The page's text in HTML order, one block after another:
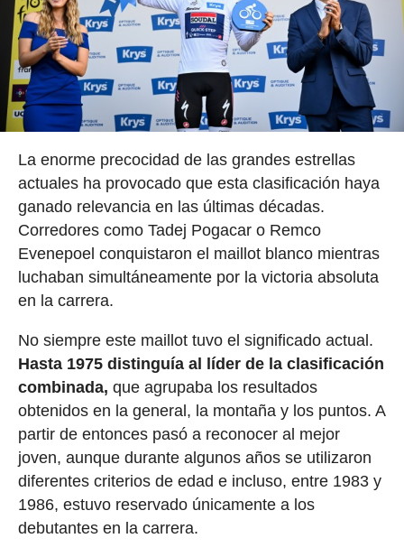
La enorme precocidad de las grandes estrellas
actuales ha provocado que esta clasificación haya
ganado relevancia en las últimas décadas.
Corredores como Tadej Pogacar o Remco
Evenepoel conquistaron el maillot blanco mientras
luchaban simultáneamente por la victoria absoluta
en la carrera.
No siempre este maillot tuvo el significado actual.
Hasta 1975 distinguía al líder de la clasificación
combinada, que agrupaba los resultados
obtenidos en la general, la montaña y los puntos. A
partir de entonces pasó a reconocer al mejor
joven, aunque durante algunos años se utilizaron
diferentes criterios de edad e incluso, entre 1983 y
1986, estuvo reservado únicamente a los
debutantes en la carrera.